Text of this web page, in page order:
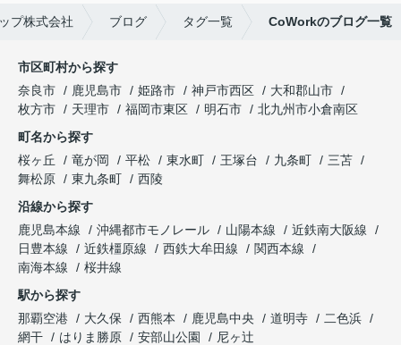
プ株式会社 ブログ タグ一覧 CoWorkのブログ一覧
市区町村から探す
奈良市
鹿児島市 姫路市 神戸市西区
大和郡山市
枚方市
天理市 福岡市東区 明石市
北九州市小倉南区
町名から探す
桜ヶ丘
竜が岡 平松 東水町 王塚台 九条町
三苫
舞松原
東九条町
西陵
沿線から探す
鹿児島本線
沖縄都市モノレール 山陽本線
近鉄南大阪線
日豊本線
近鉄橿原線 西鉄大牟田線
関西本線
南海本線
桜井線
駅から探す
那覇空港
大久保 西熊本 鹿児島中央 道明寺
二色浜
網干
はりま勝原 安部山公園 尼ヶ辻